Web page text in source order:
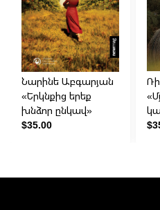
Նարինե Աբգարյան
«Երկնքից երեք
խնձոր ընկավ»
$35.00